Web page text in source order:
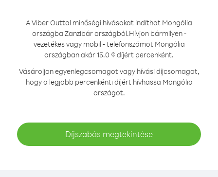
A Viber Outtal minőségi hívásokat indíthat Mongólia
országba Zanzibár országból.Hívjon bármilyen -
vezetékes vagy mobil - telefonszámot Mongólia
országban akár 15.0 ¢ díjért percenként.
Vásároljon egyenlegcsomagot vagy hívási díjcsomagot,
hogy a legjobb percenkénti díjért hívhassa Mongólia
országot.
Díjszabás megtekintése